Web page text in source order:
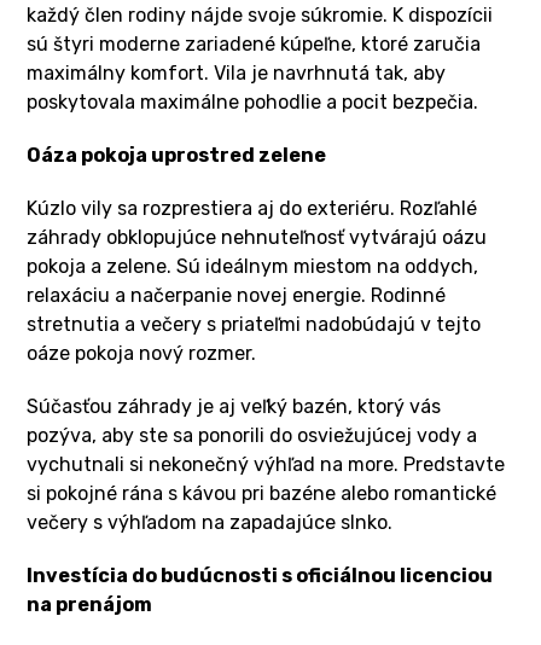
každý člen rodiny nájde svoje súkromie. K dispozícii
sú štyri moderne zariadené kúpeľne, ktoré zaručia
maximálny komfort. Vila je navrhnutá tak, aby
poskytovala maximálne pohodlie a pocit bezpečia.
Oáza pokoja uprostred zelene
Kúzlo vily sa rozprestiera aj do exteriéru. Rozľahlé
záhrady obklopujúce nehnuteľnosť vytvárajú oázu
pokoja a zelene. Sú ideálnym miestom na oddych,
relaxáciu a načerpanie novej energie. Rodinné
stretnutia a večery s priateľmi nadobúdajú v tejto
oáze pokoja nový rozmer.
Súčasťou záhrady je aj veľký bazén, ktorý vás
pozýva, aby ste sa ponorili do osviežujúcej vody a
vychutnali si nekonečný výhľad na more. Predstavte
si pokojné rána s kávou pri bazéne alebo romantické
večery s výhľadom na zapadajúce slnko.
Investícia do budúcnosti s oficiálnou licenciou
na prenájom